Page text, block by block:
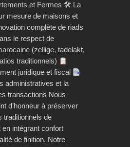
et Fermes 🛠 La
mesure de maisons et
complète de riads
le respect de
(zellige, tadelakt,
traditionnels)
juridique et fiscal
administratives et la
transactions Nous
d’honneur à préserver
traditionnels de
en intégrant confort
de finition. Notre